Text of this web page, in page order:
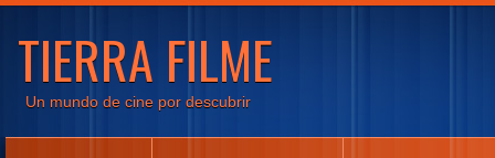
TIERRA FILME
Un mundo de cine por descubrir